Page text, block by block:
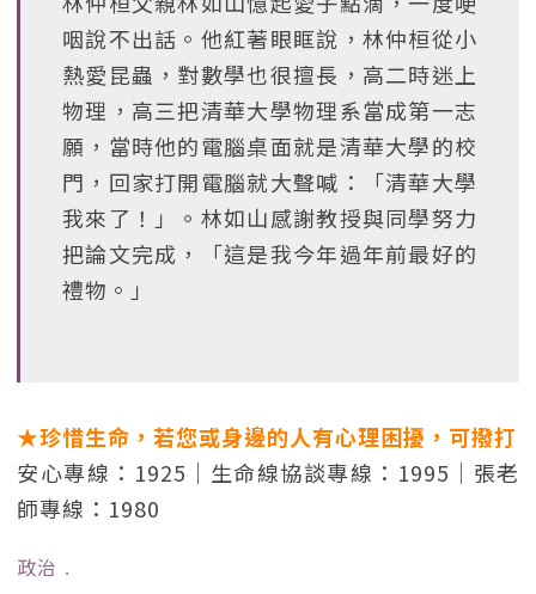
咽說不出話。他紅著眼眶說，林仲桓從小
熱愛昆蟲，對數學也很擅長，高二時迷上
物理，高三把清華大學物理系當成第一志
願，當時他的電腦桌面就是清華大學的校
門，回家打開電腦就大聲喊：「清華大學
我來了！」。林如山感謝教授與同學努力
把論文完成，「這是我今年過年前最好的
禮物。」
★珍惜生命，若您或身邊的人有心理困擾，可撥打
安心專線：1925｜生命線協談專線：1995｜張老
師專線：1980
政治 ﹒